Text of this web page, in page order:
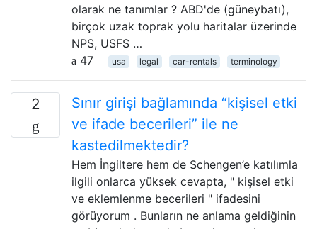
olarak ne tanımlar ? ABD'de (güneybatı),
birçok uzak toprak yolu haritalar üzerinde
NPS, USFS …
47
usa legal car-rentals terminology
2
Sınır girişi bağlamında “kişisel etki
ve ifade becerileri” ile ne
kastedilmektedir?
Hem İngiltere hem de Schengen’e katılımla
ilgili onlarca yüksek cevapta, " kişisel etki
ve eklemlenme becerileri " ifadesini
görüyorum . Bunların ne anlama geldiğinin